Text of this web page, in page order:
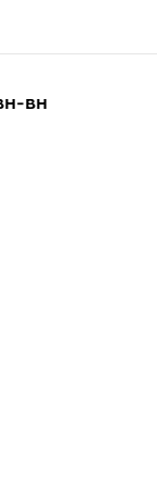
вн